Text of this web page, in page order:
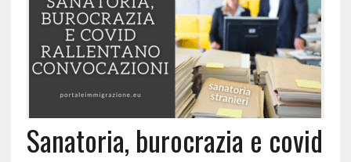
Sanatoria, burocrazia e covid